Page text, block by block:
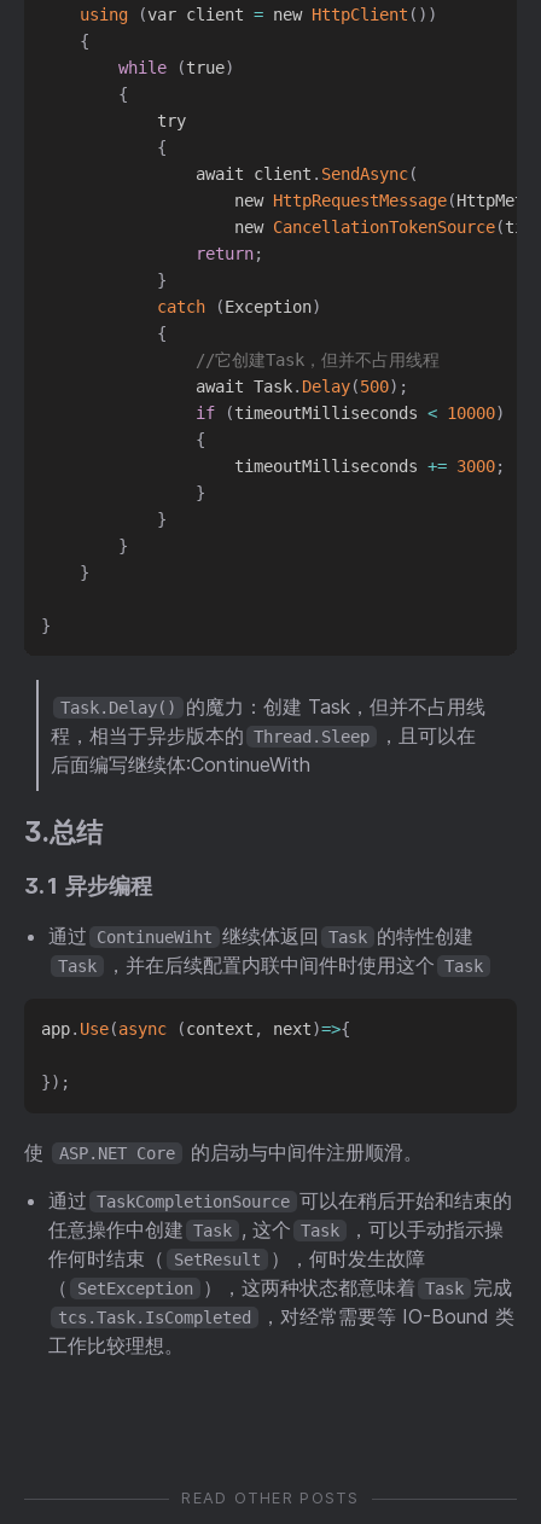
using
(var client = new HttpClient ( ) )
{
while
(true)
{
            try
{
                await client
. SendAsync(
                    new
HttpRequestMessage(
                    new
CancellationTokenSource(
return;
}
catch
(Exception)
{
//它创建Task，但并不占用线程
                await Task
. Delay(500) ;
if
(timeoutMilliseconds < 10000)
{
                    timeoutMilliseconds
+= 3000;
}
}
}
}
}
Task.Delay()
的魔力：创建 Task，但并不占用线
程，相当于异步版本的 Thread.Sleep
，且可以在
后面编写继续体:ContinueWith
3.总结
3.1 异步编程
通过 ContinueWiht 继续体返回 Task 的特性创建
Task ，并在后续配置内联中间件时使用这个 Task
app. Use(async (context , next)=>{
}) ;
使 ASP.NET Core
的启动与中间件注册顺滑。
通过 TaskCompletionSource 可以在稍后开始和结束的
任意操作中创建 Task , 这个 Task
，可以手动指示操
作何时结束（
SetResult
），何时发生故障
（
SetException ），这两种状态都意味着 Task 完成
tcs.Task.IsCompleted
，对经常需要等 IO-Bound 类
工作比较理想。
READ OTHER POSTS